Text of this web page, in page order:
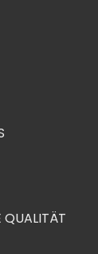
QUALITÄT